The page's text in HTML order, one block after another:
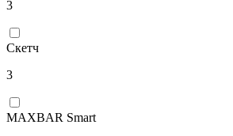
3
Скетч
3
MAXBAR Smart